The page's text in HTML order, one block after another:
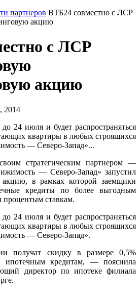
партнеров ВТБ24 совместно с ЛСР
акцию
с ЛСР
акцию
, 2014
24 июля и будет распространяться
квартиры в любых строящихся
— Северо-Запад»...
стратегическим партнером —
— Северо-Запад» запустил
в рамках которой заемщики
кредиты по более выгодным
процентым ставкам.
24 июля и будет распространяться
квартиры в любых строящихся
— Северо-Запад».
получат скидку в размере 0,5%
ипотечным кредитам, — пояснила
директор по ипотеке филиала